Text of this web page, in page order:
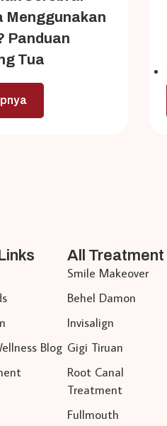
Menggunakan
Panduan
Tua
Blog
All Treatment
Smile Makeover
Behel Damon
Invisalign
Gigi Tiruan
Root Canal
Treatment
Fullmouth